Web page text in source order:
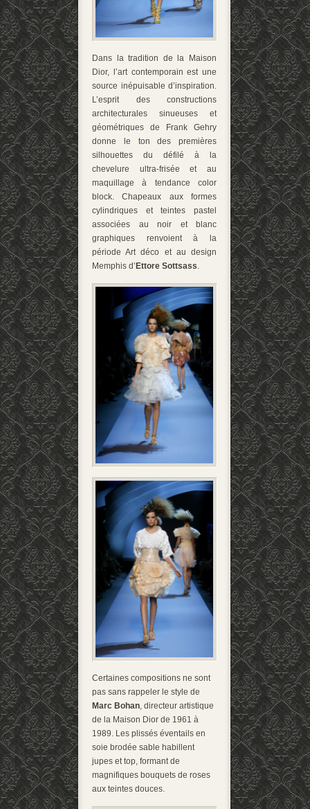
Dans la tradition de la Maison
Dior, l’art contemporain est une
source inépuisable d’inspiration.
L’esprit des constructions
architecturales sinueuses et
géométriques de Frank Gehry
donne le ton des premières
silhouettes du défilé à la
chevelure ultra-frisée et au
maquillage à tendance color
block. Chapeaux aux formes
cylindriques et teintes pastel
associées au noir et blanc
graphiques renvoient à la
période Art déco et au design
Memphis d’ Ettore Sottsass.
Certaines compositions ne sont
pas sans rappeler le style de
Marc Bohan, directeur artistique
de la Maison Dior de 1961 à
1989. Les plissés éventails en
soie brodée sable habillent
jupes et top, formant de
magnifiques bouquets de roses
aux teintes douces.